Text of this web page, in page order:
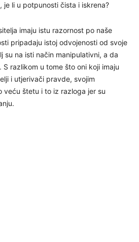
je li u potpunosti čista i iskrena?
imaju istu razornost po naše
pripadaju istoj odvojenosti od svoje
su na isti način manipulativni, a da
razlikom u tome što oni koji imaju
i utjerivači pravde, svojim
veću štetu i to iz razloga jer su